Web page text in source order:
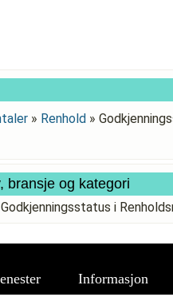
» Renhold »
bransje og kategori
Godkjenningsstatus i
Informasjon